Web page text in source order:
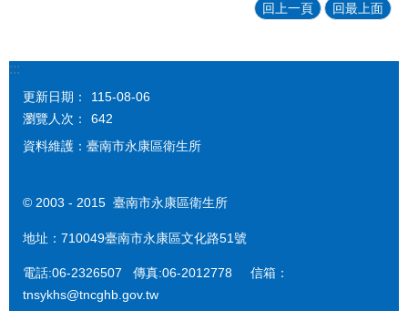
回上一頁 回最上面
:::
更新日期：
115-08-06
瀏覽人次：
642
資料維護：臺南市永康區衛生所
© 2003 - 2015 臺南市永康區衛生所
地址：710049臺南市永康區文化路51號
電話:06-2326507 傳真:06-2012778 信箱：
tnsykhs@tncghb.gov.tw